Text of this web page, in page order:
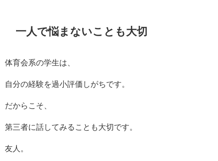
一人で悩まないことも大切
体育会系の学生は、
自分の経験を過小評価しがちです。
だからこそ、
第三者に話してみることも大切です。
友人。